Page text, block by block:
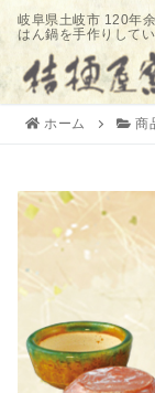
岐阜県土岐市 120年
はん鍋を手作りしてい
ホーム 商